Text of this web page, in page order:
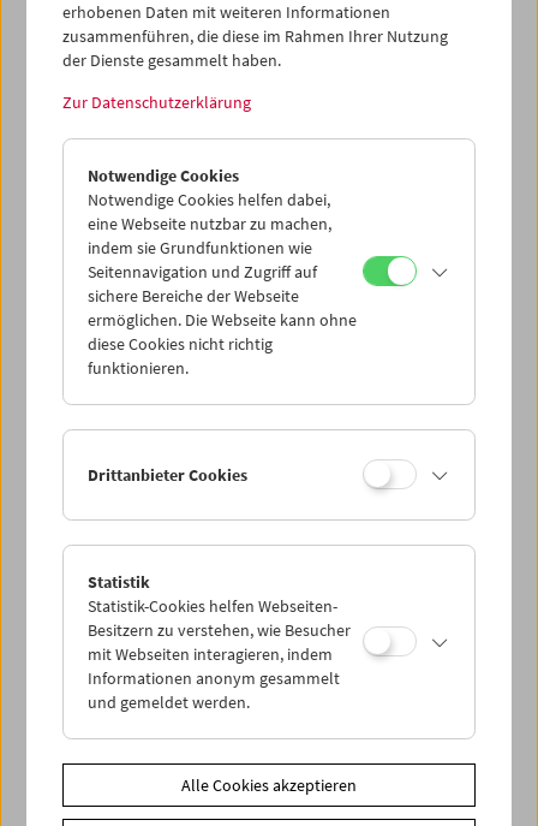
DieSummer School ist ein mittlerweile viertägiges
Filmseminar, welches das Filmmuseum im Sommer 2007
Personen, die Film in Bildungskontexten einsetzen oder
Formen des Films vermittelt werden.
Auch inwissenschaftlichen Kontexten
Filmmuseum immer wieder zu einer Integration von
Vermittlungsfragen in den filmwissenschaftlichen Diskurs
Die Programme des Filmmuseums für Kinder
und Schulen werden freundlichst unterstützt von:
und SportundFachverband der Film- und
Kontakt:
Stefan Huber
s.huber@filmmuseum.at
+43 1 533 70 54 DW 13
Share on
erhobenen Daten mit weiteren Informationen
zusammenführen, die diese im Rahmen Ihrer Nutzung
der Dienste gesammelt haben.
Zur Datenschutzerklärung
Notwendige Cookies
Notwendige Cookies helfen dabei,
eine Webseite nutzbar zu machen,
indem sie Grundfunktionen wie
Seitennavigation und Zugriff auf
sichere Bereiche der Webseite
ermöglichen. Die Webseite kann ohne
diese Cookies nicht richtig
funktionieren.
Drittanbieter Cookies
Statistik
Statistik-Cookies helfen Webseiten-
Besitzern zu verstehen, wie Besucher
mit Webseiten interagieren, indem
Informationen anonym gesammelt
und gemeldet werden.
Alle Cookies akzeptieren